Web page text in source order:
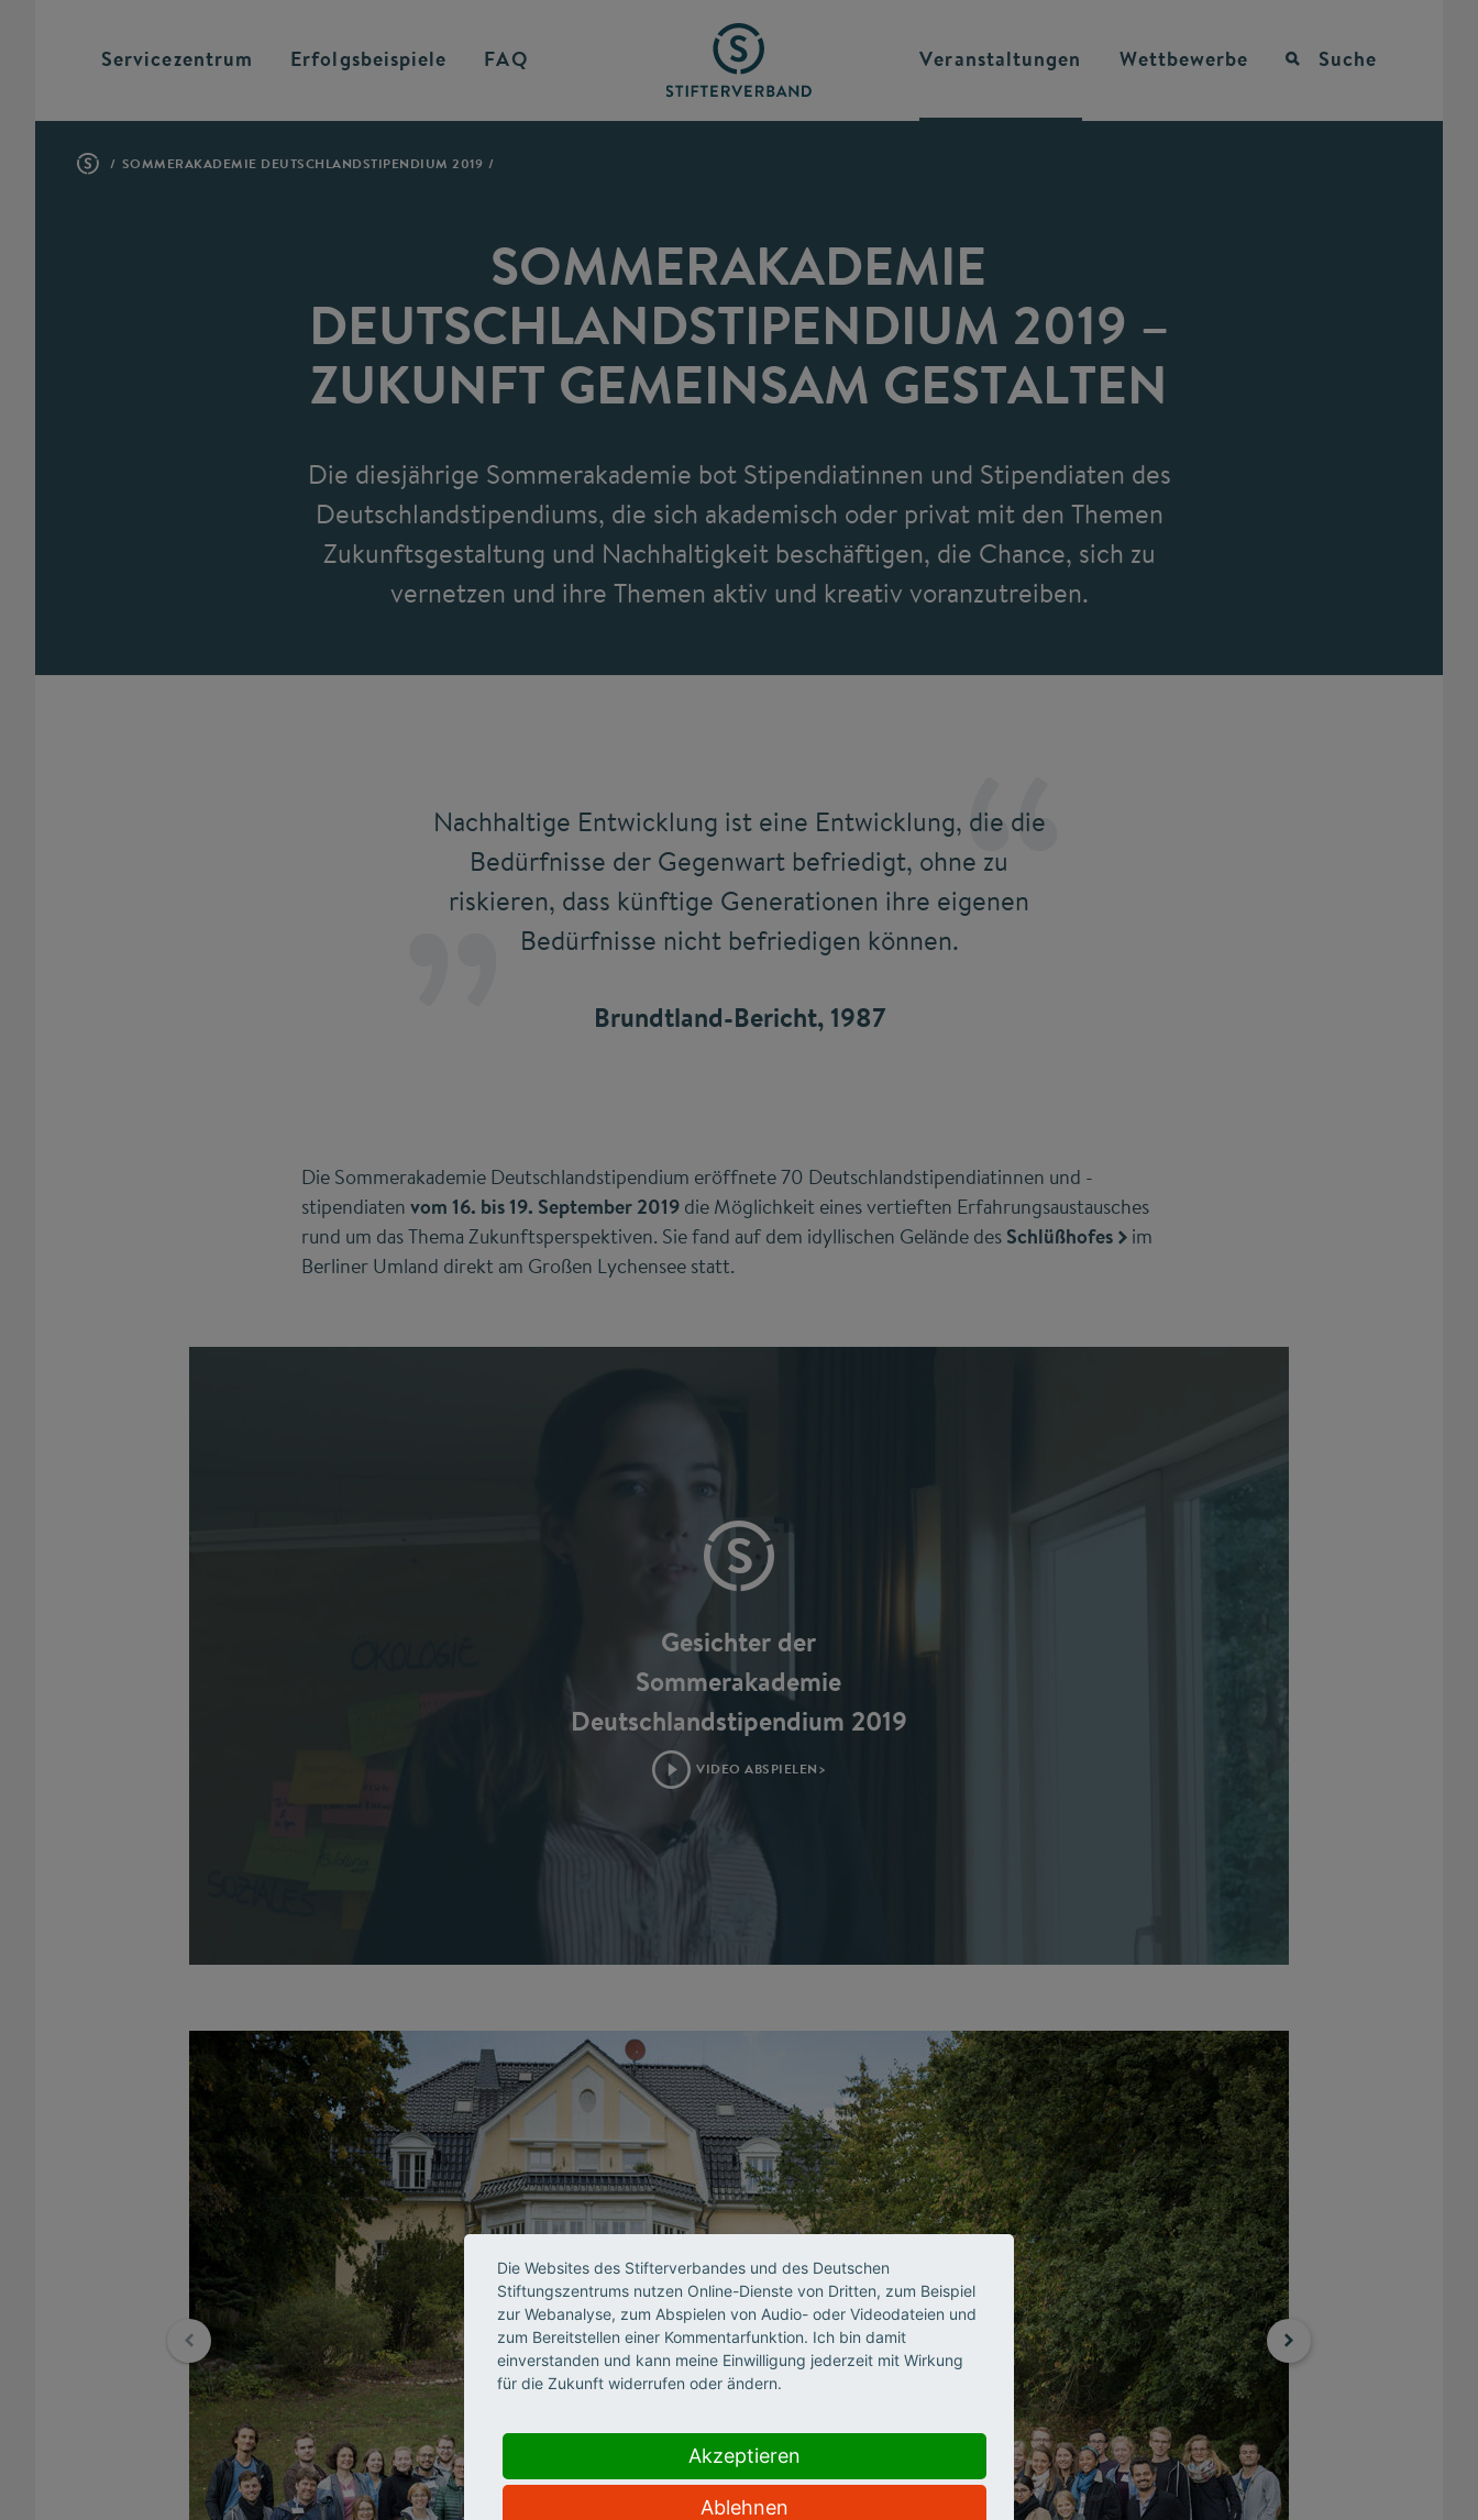
Servicezentrum Erfolgsbeispiele FAQ Veranstaltungen Wettbewerbe Suche
SOMMERAKADEMIE DEUTSCHLANDSTIPENDIUM 2019
SOMMERAKADEMIE
DEUTSCHLANDSTIPENDIUM 2019 –
ZUKUNFT GEMEINSAM GESTALTEN
Die diesjährige Sommerakademie bot Stipendiatinnen und Stipendiaten des
Deutschlandstipendiums, die sich akademisch oder privat mit den Themen
Zukunftsgestaltung und Nachhaltigkeit beschäftigen, die Chance, sich zu
vernetzen und ihre Themen aktiv und kreativ voranzutreiben.
Nachhaltige Entwicklung ist eine Entwicklung, die die
Bedürfnisse der Gegenwart befriedigt, ohne zu
riskieren, dass künftige Generationen ihre eigenen
Bedürfnisse nicht befriedigen können.
Brundtland-Bericht, 1987
Die Sommerakademie Deutschlandstipendium eröffnete 70 Deutschlandstipendiatinnen und -
stipendiaten vom 16. bis 19. September 2019 die Möglichkeit eines vertieften Erfahrungsaustausches
rund um das Thema Zukunftsperspektiven. Sie fand auf dem idyllischen Gelände des Schlüßhofes
im
Berliner Umland direkt am Großen Lychensee statt.
Gesichter der
Sommerakademie
Deutschlandstipendium 2019
VIDEO ABSPIELEN>
Die Websites des Stifterverbandes und des Deutschen
Stiftungszentrums nutzen Online-Dienste von Dritten, zum Beispiel
zur Webanalyse, zum Abspielen von Audio- oder Videodateien und
zum Bereitstellen einer Kommentarfunktion. Ich bin damit
einverstanden und kann meine Einwilligung jederzeit mit Wirkung
für die Zukunft widerrufen oder ändern.
Akzeptieren
Ablehnen